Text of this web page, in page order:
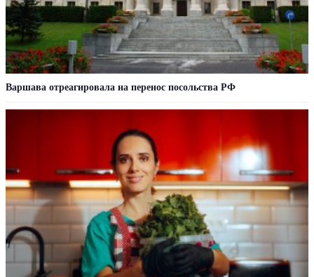
Варшава отреагировала на перенос посольства РФ